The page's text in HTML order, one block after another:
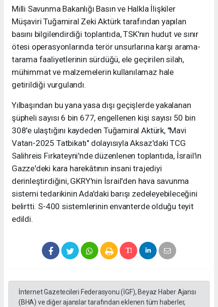
Milli Savunma Bakanlığı Basın ve Halkla İlişkiler
Müşaviri Tuğamiral Zeki Aktürk tarafından yapılan
basını bilgilendirdiği toplantıda, TSK'nın hudut ve sınır
ötesi operasyonlarında terör unsurlarına karşı arama-
tarama faaliyetlerinin sürdüğü, ele geçirilen silah,
mühimmat ve malzemelerin kullanılamaz hale
getirildiği vurgulandı.
Yılbaşından bu yana yasa dışı geçişlerde yakalanan
şüpheli sayısı 6 bin 677, engellenen kişi sayısı 50 bin
308'e ulaştığını kaydeden Tuğamiral Aktürk, "Mavi
Vatan-2025 Tatbikatı" dolayısıyla Aksaz'daki TCG
Salihreis Fırkateyni'nde düzenlenen toplantıda, İsrail'in
Gazze'deki kara harekâtının insani trajediyi
derinleştirdiğini, GKRY'nin İsrail'den hava savunma
sistemi tedarikinin Ada'daki barışı zedeleyebileceğini
belirtti. S-400 sistemlerinin envanterde olduğu teyit
edildi.
İnternet Gazetecileri Federasyonu (İGF), Beyaz Haber Ajansı
(BHA) ve diğer ajanslar tarafından eklenen tüm haberler,